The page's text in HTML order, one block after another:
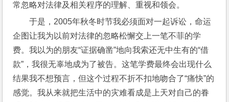
常忽略对法律及相关程序的理解、重视和领会。
于是，2005年秋冬时节我必须面对一起诉讼，命运
企图让我为以前对法律的忽略松懈交上一笔不菲的学
费。我以为的朋友“证据确凿”地向我索还无中生有的“借
款”，我很无辜地成为了被告。这笔学费最终会出现什么
结果我不想预言，但这个过程不折不扣地吻合了“痛快”的
感觉。我从来就把生活中的灾难看成是上天对自己的眷